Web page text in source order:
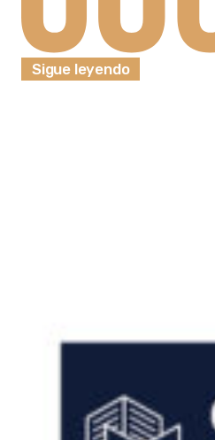
Sigue leyendo